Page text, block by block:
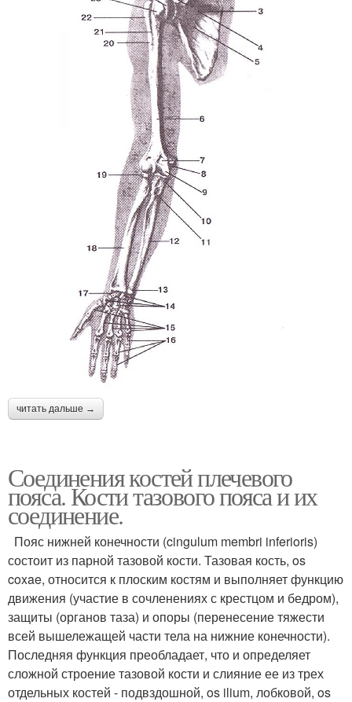
читать дальше →
Соединения костей плечевого
пояса. Кости тазового пояса и их
соединение.
Пояс нижней конечности (cingulum membri inferioris)
состоит из парной тазовой кости. Тазовая кость, os
coxae, относится к плоским костям и выполняет функцию
движения (участие в сочленениях с крестцом и бедром),
защиты (органов таза) и опоры (перенесение тяжести
всей вышележащей части тела на нижние конечности).
Последняя функция преобладает, что и определяет
сложной строение тазовой кости и слияние ее из трех
отдельных костей - подвздошной, os ilium, лобковой, os